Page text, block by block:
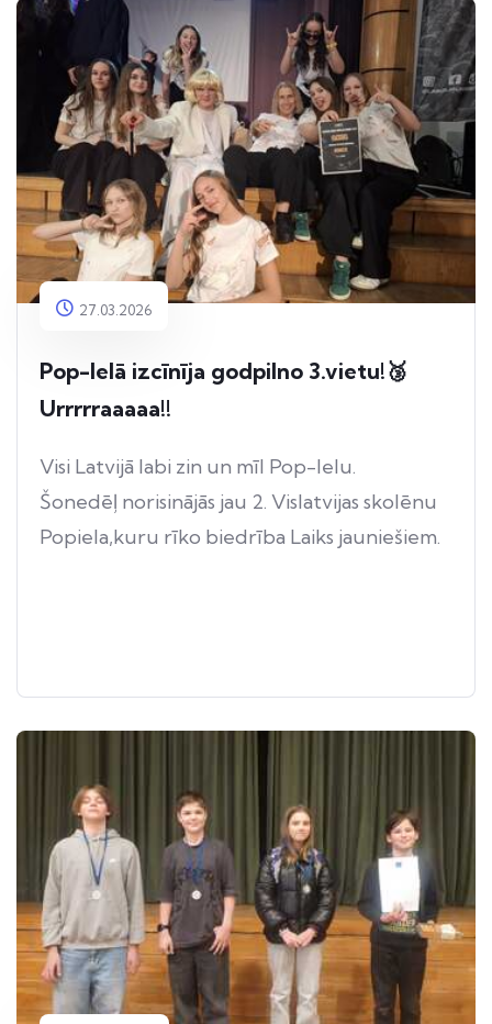
27.03.2026
Pop-Ielā izcīnīja godpilno 3.vietu!🥉
Urrrrraaaaa!!
Visi Latvijā labi zin un mīl Pop-Ielu.
Šonedēļ norisinājās jau 2. Vislatvijas skolēnu
Popiela,kuru rīko biedrība Laiks jauniešiem.